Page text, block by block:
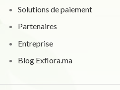
Solutions de paiement
Partenaires
Entreprise
Blog Exflora.ma